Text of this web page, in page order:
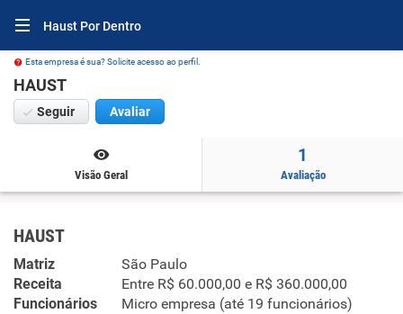
Haust Por Dentro
Esta empresa é sua? Solicite acesso ao perfil.
HAUST
Seguir Avaliar
Visão Geral
1
Avaliação
HAUST
Matriz
São Paulo
Receita
Entre R$ 60.000,00 e R$ 360.000,00
Funcionários
Micro empresa (até 19 funcionários)